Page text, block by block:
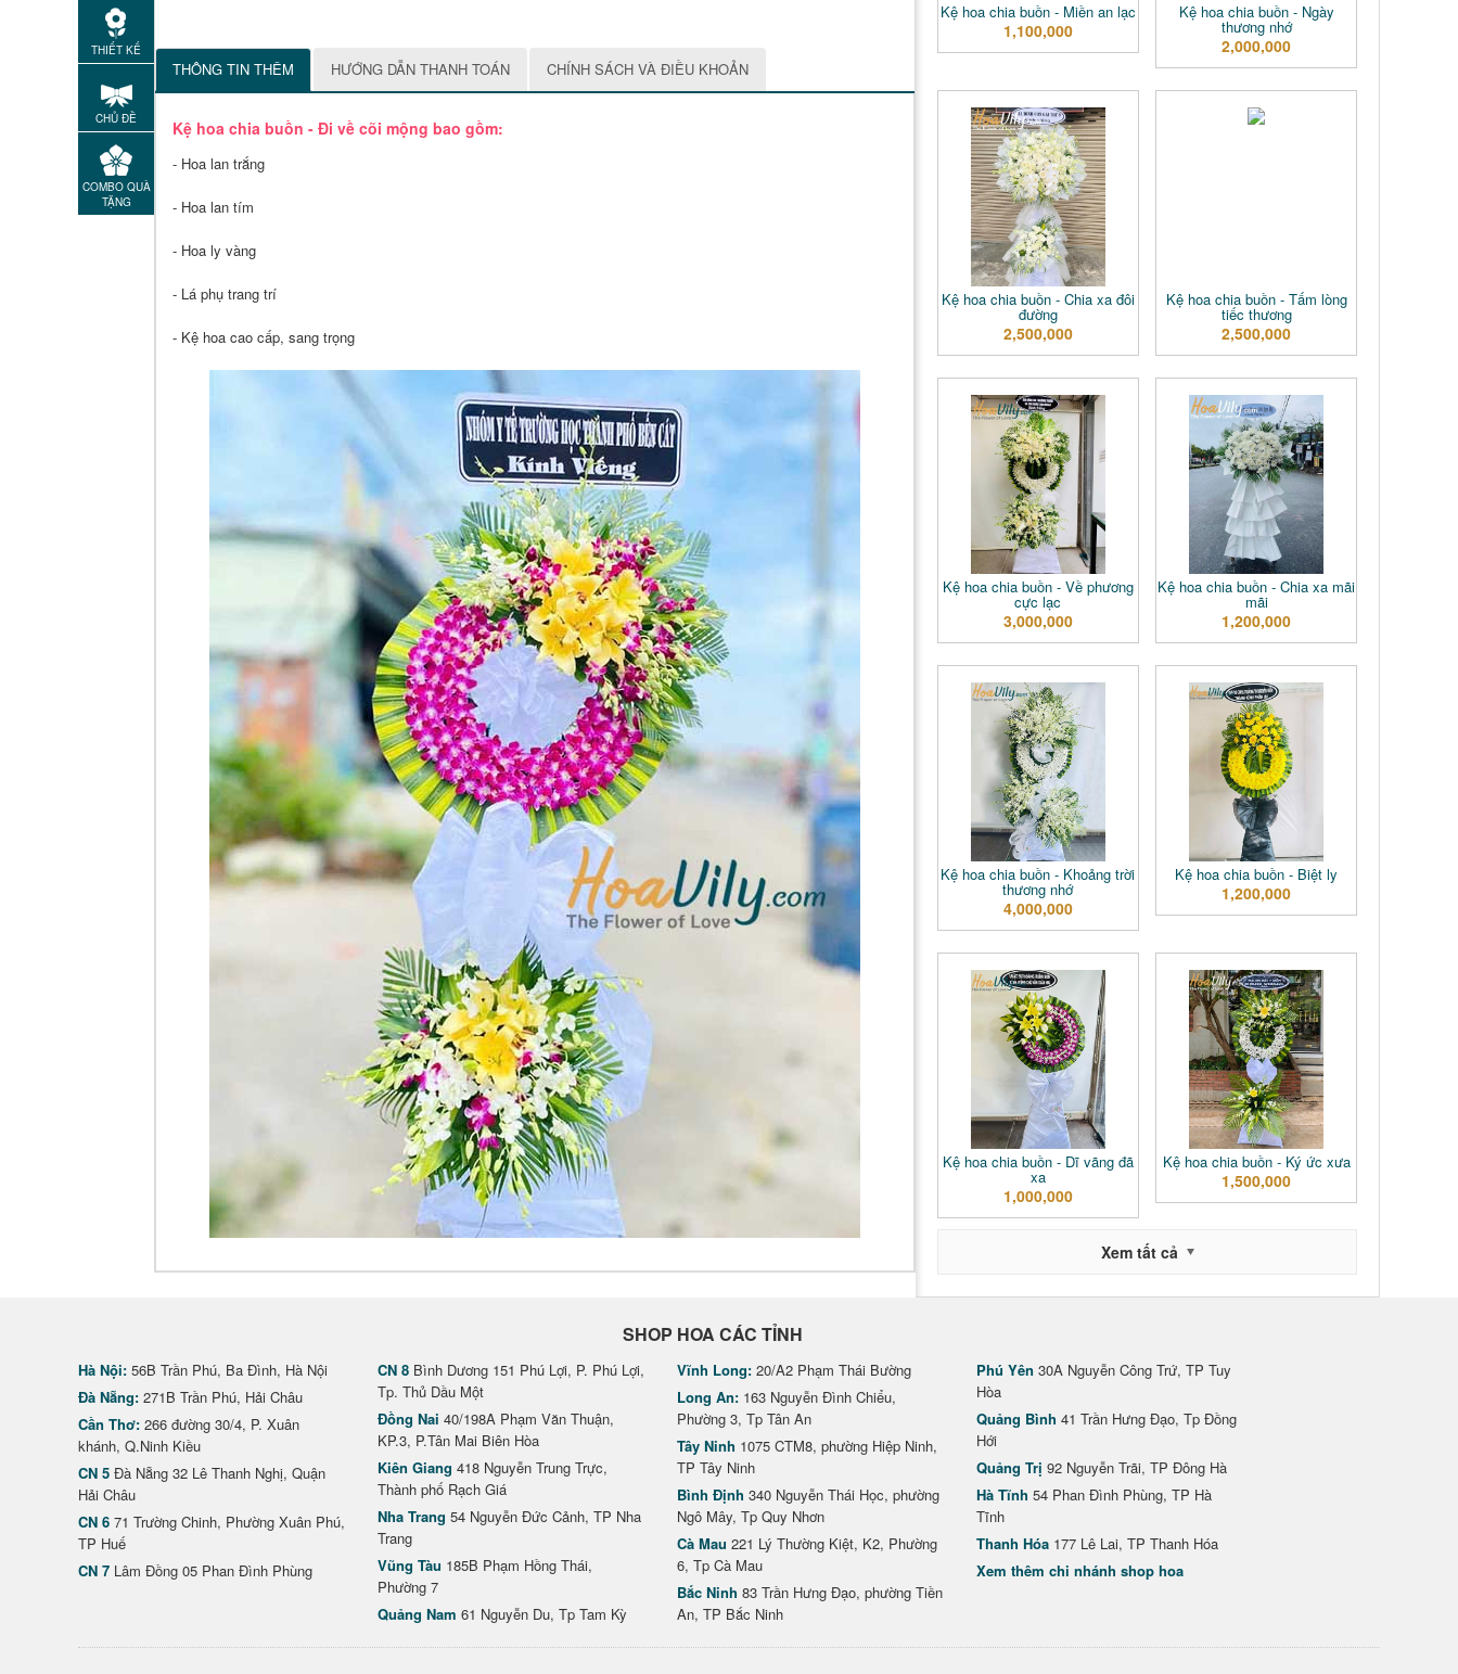
THIẾT KẾ
CHỦ ĐỀ
COMBO QUÀ
TẶNG
THÔNG TIN THÊM HƯỚNG DẪN THANH TOÁN CHÍNH SÁCH VÀ ĐIỀU KHOẢN
Kệ hoa chia buồn - Đi về cõi mộng bao gồm:
- Hoa lan trắng
- Hoa lan tím
- Hoa ly vàng
- Lá phụ trang trí
- Kệ hoa cao cấp, sang trọng
Kệ hoa chia buồn - Miền an lạc
1,100,000
Kệ hoa chia buồn - Ngày
thương nhớ
2,000,000
Kệ hoa chia buồn - Chia xa đôi
đường
2,500,000
Kệ hoa chia buồn - Tấm lòng
tiếc thương
2,500,000
Kệ hoa chia buồn - Về phương
cực lạc
3,000,000
Kệ hoa chia buồn - Chia xa mãi
mãi
1,200,000
Kệ hoa chia buồn - Khoảng trời
thương nhớ
4,000,000
Kệ hoa chia buồn - Biệt ly
1,200,000
Kệ hoa chia buồn - Dĩ vãng đã
xa
1,000,000
Kệ hoa chia buồn - Ký ức xưa
1,500,000
Xem tất cả
SHOP HOA CÁC TỈNH
Hà Nội: 56B Trần Phú, Ba Đình, Hà Nội
Đà Nẵng: 271B Trần Phú, Hải Châu
Cần Thơ: 266 đường 30/4, P. Xuân
khánh, Q.Ninh Kiều
CN 5 Đà Nẵng 32 Lê Thanh Nghị, Quận
Hải Châu
CN 6 71 Trường Chinh, Phường Xuân Phú,
TP Huế
CN 7 Lâm Đồng 05 Phan Đình Phùng
CN 8 Bình Dương 151 Phú Lợi, P. Phú Lợi,
Tp. Thủ Dầu Một
Đồng Nai 40/198A Phạm Văn Thuận,
KP.3, P.Tân Mai Biên Hòa
Kiên Giang 418 Nguyễn Trung Trực,
Thành phố Rạch Giá
Nha Trang 54 Nguyễn Đức Cảnh, TP Nha
Trang
Vũng Tàu 185B Phạm Hồng Thái,
Phường 7
Quảng Nam 61 Nguyễn Du, Tp Tam Kỳ
Vĩnh Long: 20/A2 Phạm Thái Bường
Long An: 163 Nguyễn Đình Chiểu,
Phường 3, Tp Tân An
Tây Ninh 1075 CTM8, phường Hiệp Ninh,
TP Tây Ninh
Bình Định 340 Nguyễn Thái Học, phường
Ngô Mây, Tp Quy Nhơn
Cà Mau 221 Lý Thường Kiệt, K2, Phường
6, Tp Cà Mau
Bắc Ninh 83 Trần Hưng Đạo, phường Tiền
An, TP Bắc Ninh
Phú Yên 30A Nguyễn Công Trứ, TP Tuy
Hòa
Quảng Bình 41 Trần Hưng Đạo, Tp Đồng
Hới
Quảng Trị 92 Nguyễn Trãi, TP Đông Hà
Hà Tĩnh 54 Phan Đình Phùng, TP Hà
Tĩnh
Thanh Hóa 177 Lê Lai, TP Thanh Hóa
Xem thêm chi nhánh shop hoa